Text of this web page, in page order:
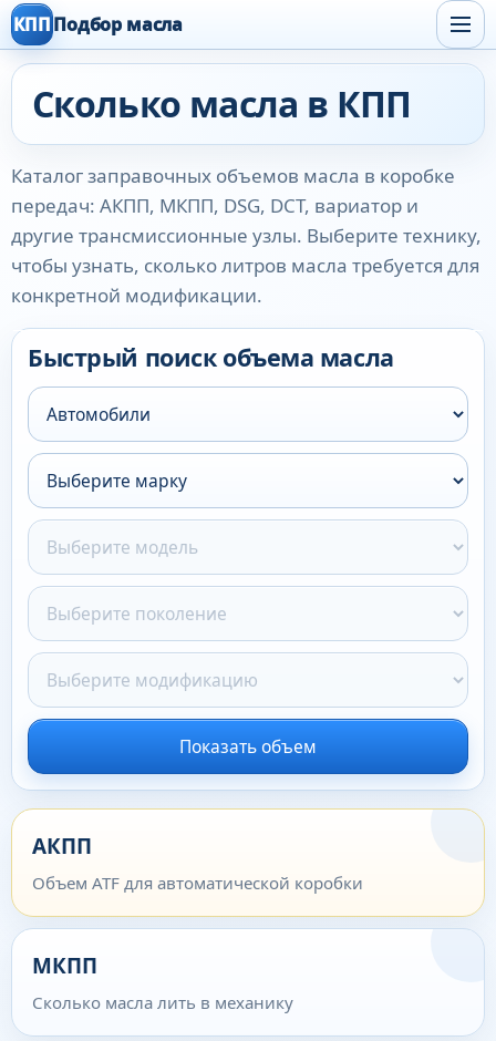
КПППодбор масла
Сколько масла в КПП
Каталог заправочных объемов масла в коробке
передач: АКПП, МКПП, DSG, DCT, вариатор и
другие трансмиссионные узлы. Выберите технику,
чтобы узнать, сколько литров масла требуется для
конкретной модификации.
Быстрый поиск объема масла
Показать объем
АКПП
Объем ATF для автоматической коробки
МКПП
Сколько масла лить в механику